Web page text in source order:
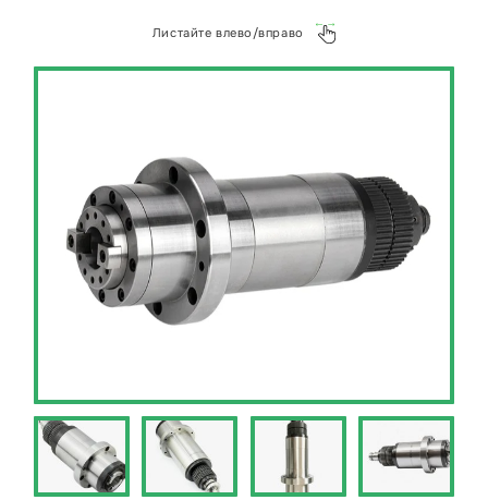
Листайте влево/вправо